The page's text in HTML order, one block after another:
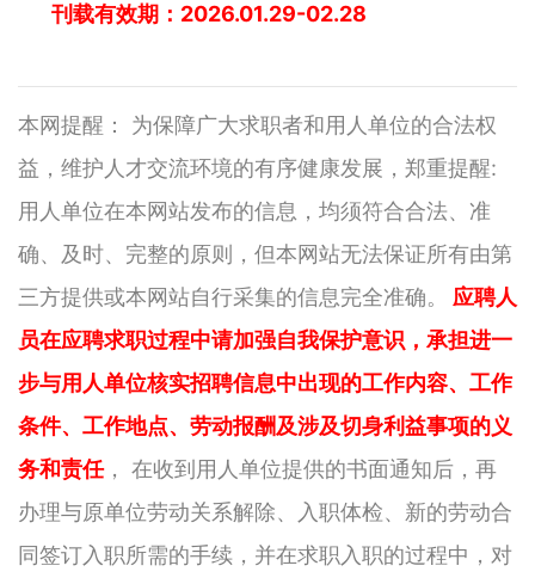
刊载有效期：2026.01.29-02.28
本网提醒： 为保障广大求职者和用人单位的合法权
益，维护人才交流环境的有序健康发展，郑重提醒:
用人单位在本网站发布的信息，均须符合合法、准
确、及时、完整的原则，但本网站无法保证所有由第
三方提供或本网站自行采集的信息完全准确。
应聘人
员在应聘求职过程中请加强自我保护意识，承担进一
步与用人单位核实招聘信息中出现的工作内容、工作
条件、工作地点、劳动报酬及涉及切身利益事项的义
务和责任， 在收到用人单位提供的书面通知后，再
办理与原单位劳动关系解除、入职体检、新的劳动合
同签订入职所需的手续，并在求职入职的过程中，对